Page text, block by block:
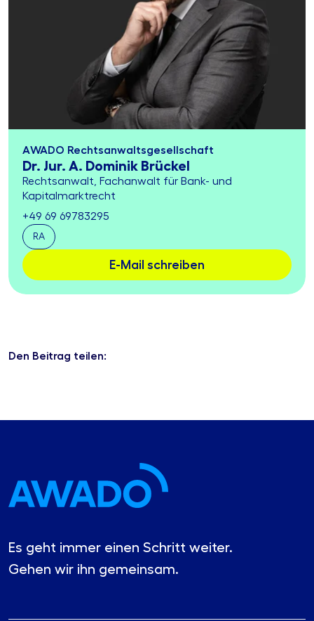
AWADO Rechtsanwaltsgesellschaft
Dr. Jur. A. Dominik Brückel
Rechtsanwalt, Fachanwalt für Bank- und
Kapitalmarktrecht
+49 69 69783295
RA
E-Mail schreiben
Den Beitrag teilen:
Es geht immer einen Schritt weiter.
Gehen wir ihn gemeinsam.